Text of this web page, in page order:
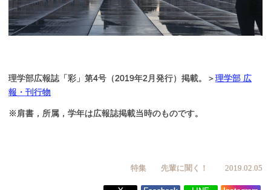
理学部広報誌「彩」第4号（2019年2月発行）掲載。＞理学部 広
報・刊行物
※肩書，所属，学年は広報誌掲載当時のものです。
特集 先輩に聞く！ 2019.02.05